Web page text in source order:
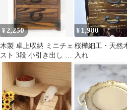
¥2,250
木製 卓上収納 ミニチェ
スト 3段 小引き出し 小
¥ 1,980
桜樺細工・天然
入れ